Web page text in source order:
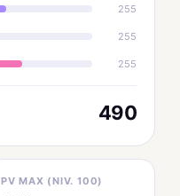
255
255
255
490
PV MAX (NIV. 100)